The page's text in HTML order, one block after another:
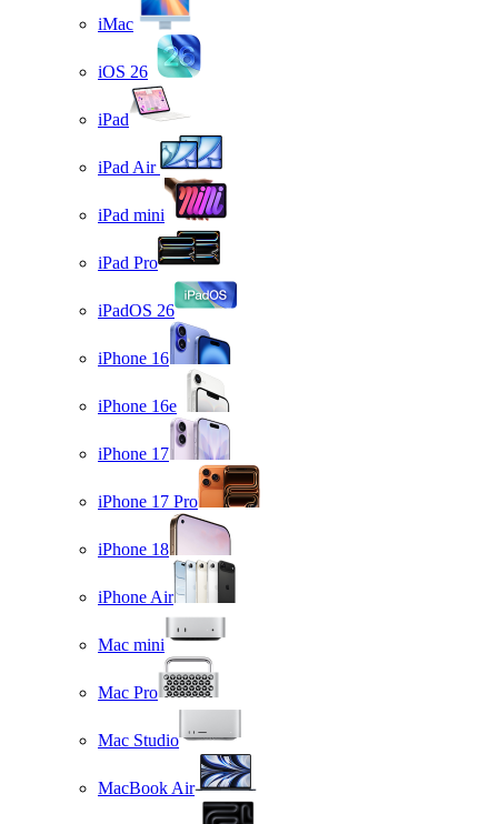
iMac
iOS 26
iPad
iPad Air
iPad mini
iPad Pro
iPadOS 26
iPhone 16
iPhone 16e
iPhone 17
iPhone 17 Pro
iPhone 18
iPhone Air
Mac mini
Mac Pro
Mac Studio
MacBook Air